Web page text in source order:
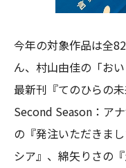
今年の対象作品は全
ん、村山由佳の「お
最新刊『てのひらの
Second Season：ア
の『発注いただきま
シア』、綿矢りさの